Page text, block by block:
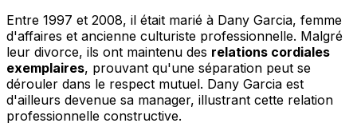
Entre 1997 et 2008, il était marié à Dany Garcia, femme
d'affaires et ancienne culturiste professionnelle. Malgré
leur divorce, ils ont maintenu des relations cordiales
exemplaires, prouvant qu'une séparation peut se
dérouler dans le respect mutuel. Dany Garcia est
d'ailleurs devenue sa manager, illustrant cette relation
professionnelle constructive.